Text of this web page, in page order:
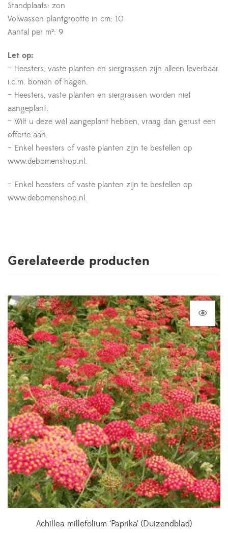
Standplaats: zon
Volwassen plantgrootte in cm: 10
Aantal per m²: 9
Let op:
– Heesters, vaste planten en siergrassen zijn alleen leverbaar
i.c.m. bomen of hagen.
– Heesters, vaste planten en siergrassen worden niet
aangeplant.
– Wilt u deze wél aangeplant hebben, vraag dan gerust een
offerte aan.
– Enkel heesters of vaste planten zijn te bestellen op
www.debomenshop.nl.
– Enkel heesters of vaste planten zijn te bestellen op
www.debomenshop.nl.
Gerelateerde producten
Achillea millefolium ‘Paprika’ (Duizendblad)